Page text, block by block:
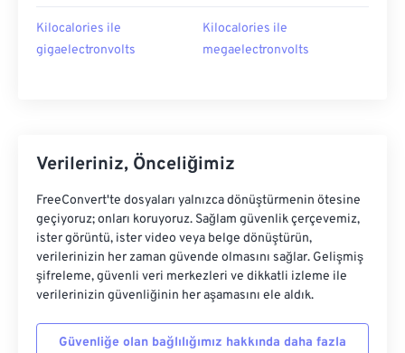
Kilocalories ile
gigaelectronvolts
Kilocalories ile
megaelectronvolts
Verileriniz, Önceliğimiz
FreeConvert'te dosyaları yalnızca dönüştürmenin ötesine
geçiyoruz; onları koruyoruz. Sağlam güvenlik çerçevemiz,
ister görüntü, ister video veya belge dönüştürün,
verilerinizin her zaman güvende olmasını sağlar. Gelişmiş
şifreleme, güvenli veri merkezleri ve dikkatli izleme ile
verilerinizin güvenliğinin her aşamasını ele aldık.
Güvenliğe olan bağlılığımız hakkında daha fazla